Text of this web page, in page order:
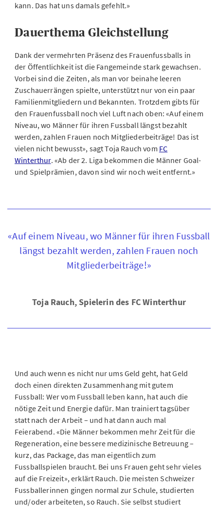
kann. Das hat uns damals gefehlt.»
Dauerthema Gleichstellung
Dank der vermehrten Präsenz des Frauenfussballs in
der Öffentlichkeit ist die Fangemeinde stark gewachsen.
Vorbei sind die Zeiten, als man vor beinahe leeren
Zuschauerrängen spielte, unterstützt nur von ein paar
Familienmitgliedern und Bekannten. Trotzdem gibts für
den Frauenfussball noch viel Luft nach oben: «Auf einem
Niveau, wo Männer für ihren Fussball längst bezahlt
werden, zahlen Frauen noch Mitgliederbeiträge! Das ist
vielen nicht bewusst», sagt Toja Rauch vom FC
Winterthur. «Ab der 2. Liga bekommen die Männer Goal-
und Spielprämien, davon sind wir noch weit entfernt.»
«Auf einem Niveau, wo Männer für ihren Fussball
längst bezahlt werden, zahlen Frauen noch
Mitgliederbeiträge!»
Toja Rauch, Spielerin des FC Winterthur
Und auch wenn es nicht nur ums Geld geht, hat Geld
doch einen direkten Zusammenhang mit gutem
Fussball: Wer vom Fussball leben kann, hat auch die
nötige Zeit und Energie dafür. Man trainiert tagsüber
statt nach der Arbeit – und hat dann auch mal
Feierabend. «Die Männer bekommen mehr Zeit für die
Regeneration, eine bessere medizinische Betreuung –
kurz, das Package, das man eigentlich zum
Fussballspielen braucht. Bei uns Frauen geht sehr vieles
auf die Freizeit», erklärt Rauch. Die meisten Schweizer
Fussballerinnen gingen normal zur Schule, studierten
und/oder arbeiteten, so Rauch. Sie selbst studiert